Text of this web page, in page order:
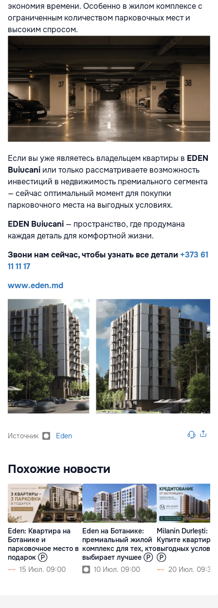
экономия времени. Особенно в жилом комплексе с
ограниченным количеством парковочных мест и
высоким спросом.
Если вы уже являетесь владельцем квартиры в EDEN
Buiucani или только рассматриваете возможность
инвестиций в недвижимость премиального сегмента
— сейчас оптимальный момент для покупки
парковочного места на выгодных условиях.
EDEN Buiucani — пространство, где продумана
каждая деталь для комфортной жизни.
Звони нам сейчас, чтобы узнать все детали +373 61
11 11 17
www.eden.md
Источник Eden
Похожие новости
Eden: Квартира на
Ботанике и
парковочное место в
подарок Ⓟ
15 Июл. 09:00
Eden на Ботанике:
премиальный жилой
комплекс для тех, кто
выбирает лучшее Ⓟ
10 Июл. 09:00
Milanin Durlești:
Купите квартиру
выгодных
Ⓟ
20 Июл. 09:30